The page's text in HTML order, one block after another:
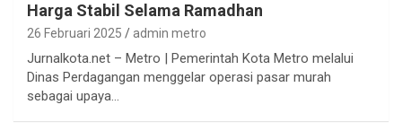
Harga Stabil Selama Ramadhan
26 Februari 2025 admin metro
Jurnalkota.net – Metro | Pemerintah Kota Metro melalui
Dinas Perdagangan menggelar operasi pasar murah
sebagai upaya…